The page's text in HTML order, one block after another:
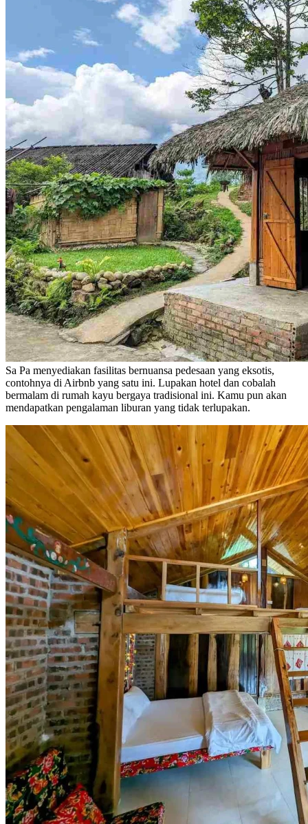
Sa Pa menyediakan fasilitas bernuansa pedesaan yang eksotis,
contohnya di Airbnb yang satu ini. Lupakan hotel dan cobalah
bermalam di rumah kayu bergaya tradisional ini. Kamu pun akan
mendapatkan pengalaman liburan yang tidak terlupakan.